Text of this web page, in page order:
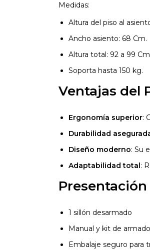
Medidas:
Altura del piso al
Ancho asiento: 68 Cm.
Altura total: 92 a 99
Soporta hasta 150 kg.
Ventajas del
Ergonomía superior:
Durabilidad
Diseño moderno: Su
Adaptabilidad total:
Presentación
1 sillón desarmado
Manual y kit de
Embalaje seguro para